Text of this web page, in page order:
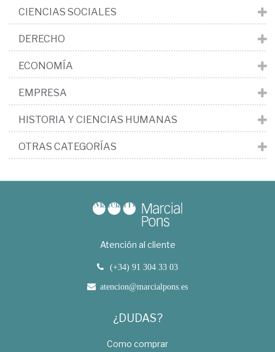
CIENCIAS SOCIALES
DERECHO
ECONOMÍA
EMPRESA
HISTORIA Y CIENCIAS HUMANAS
OTRAS CATEGORÍAS
Atención al cliente
(+34) 91 304 33 03
atencion@marcialpons.es
¿DUDAS?
Como comprar